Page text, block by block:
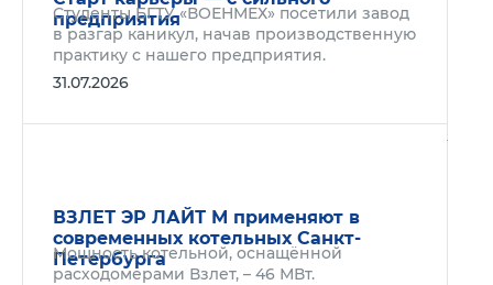
предприятия
Студенты БГТУ «ВОЕНМЕХ» посетили завод
в разгар каникул, начав производственную
практику с нашего предприятия.
31.07.2026
ВЗЛЕТ ЭР ЛАЙТ М применяют в
современных котельных Санкт-
Петербурга
Мощность котельной, оснащённой
расходомерами Взлет, – 46 МВт.